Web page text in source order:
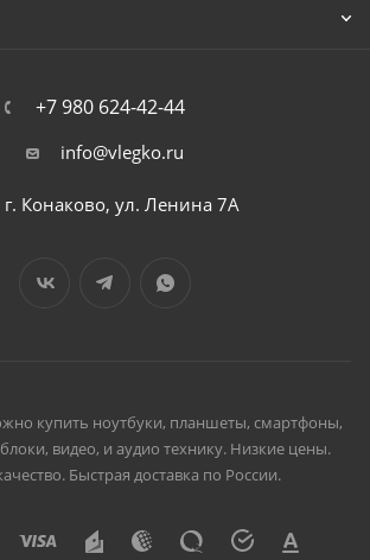
+7 980 624-42-44
info@vlegko.ru
г. Конаково, ул. Ленина 7А
купить ноутбуки, планшеты, смартфоны,
видео, и аудио технику. Низкие цены.
Быстрая доставка по России.